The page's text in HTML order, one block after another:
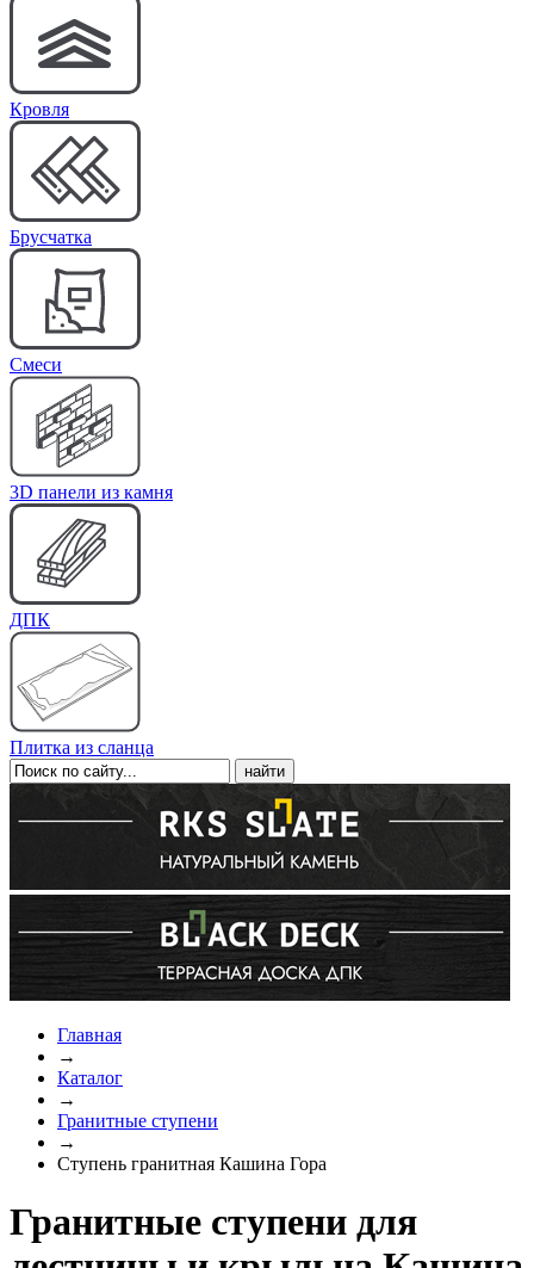
Кровля
Брусчатка
Cмеси
3D панели из камня
ДПК
Плитка из сланца
Главная
→
Каталог
→
Гранитные ступени
→
Ступень гранитная Кашина Гора
Гранитные ступени для